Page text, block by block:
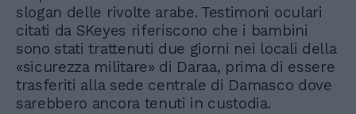
slogan delle rivolte arabe. Testimoni oculari
citati da SKeyes riferiscono che i bambini
sono stati trattenuti due giorni nei locali della
«sicurezza militare» di Daraa, prima di essere
trasferiti alla sede centrale di Damasco dove
sarebbero ancora tenuti in custodia.